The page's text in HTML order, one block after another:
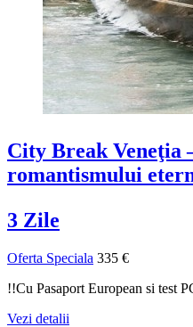
City Break Veneţia
romantismului
3 Zile
Oferta Speciala 335 €
!!Cu Pasaport European si test
Vezi detalii